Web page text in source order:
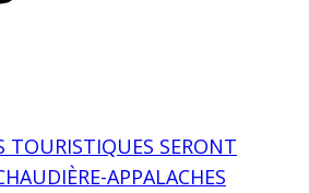
TOURISTIQUES SERONT
APPALACHES